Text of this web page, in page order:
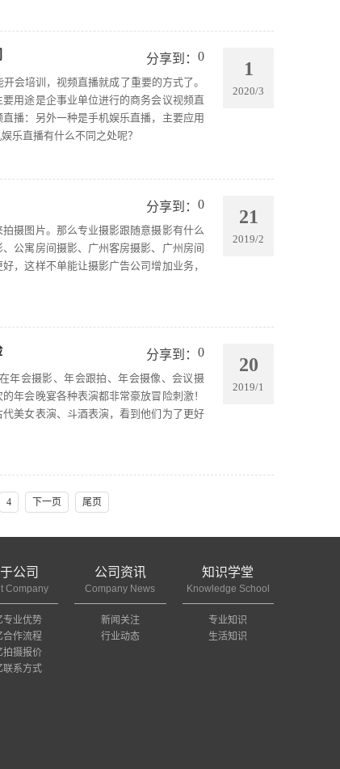
分享到： 0
会培训，视频直播就成了重要的方式了。
用途是企事业单位进行的商务会议视频直
播：另外一种是手机娱乐直播，主要应用
乐直播有什么不同之处呢？
1
2020/3
分享到： 0
摄图片。那么专业摄影跟随意摄影有什么
公寓房间摄影、广州客房摄影、广州房间
，这样不单能让摄影广告公司增加业务，
21
2019/2
分享到： 0
年会摄影、年会跟拍、年会摄像、会议摄
年会晚宴各种表演都非常豪放冒险刺激！
美女表演、斗酒表演，看到他们为了更好
20
2019/1
4 下一页 尾页
公司
Company
专业优势
合作流程
拍摄报价
联系方式
公司资讯
Company News
新闻关注
行业动态
知识学堂
Knowledge School
专业知识
生活知识